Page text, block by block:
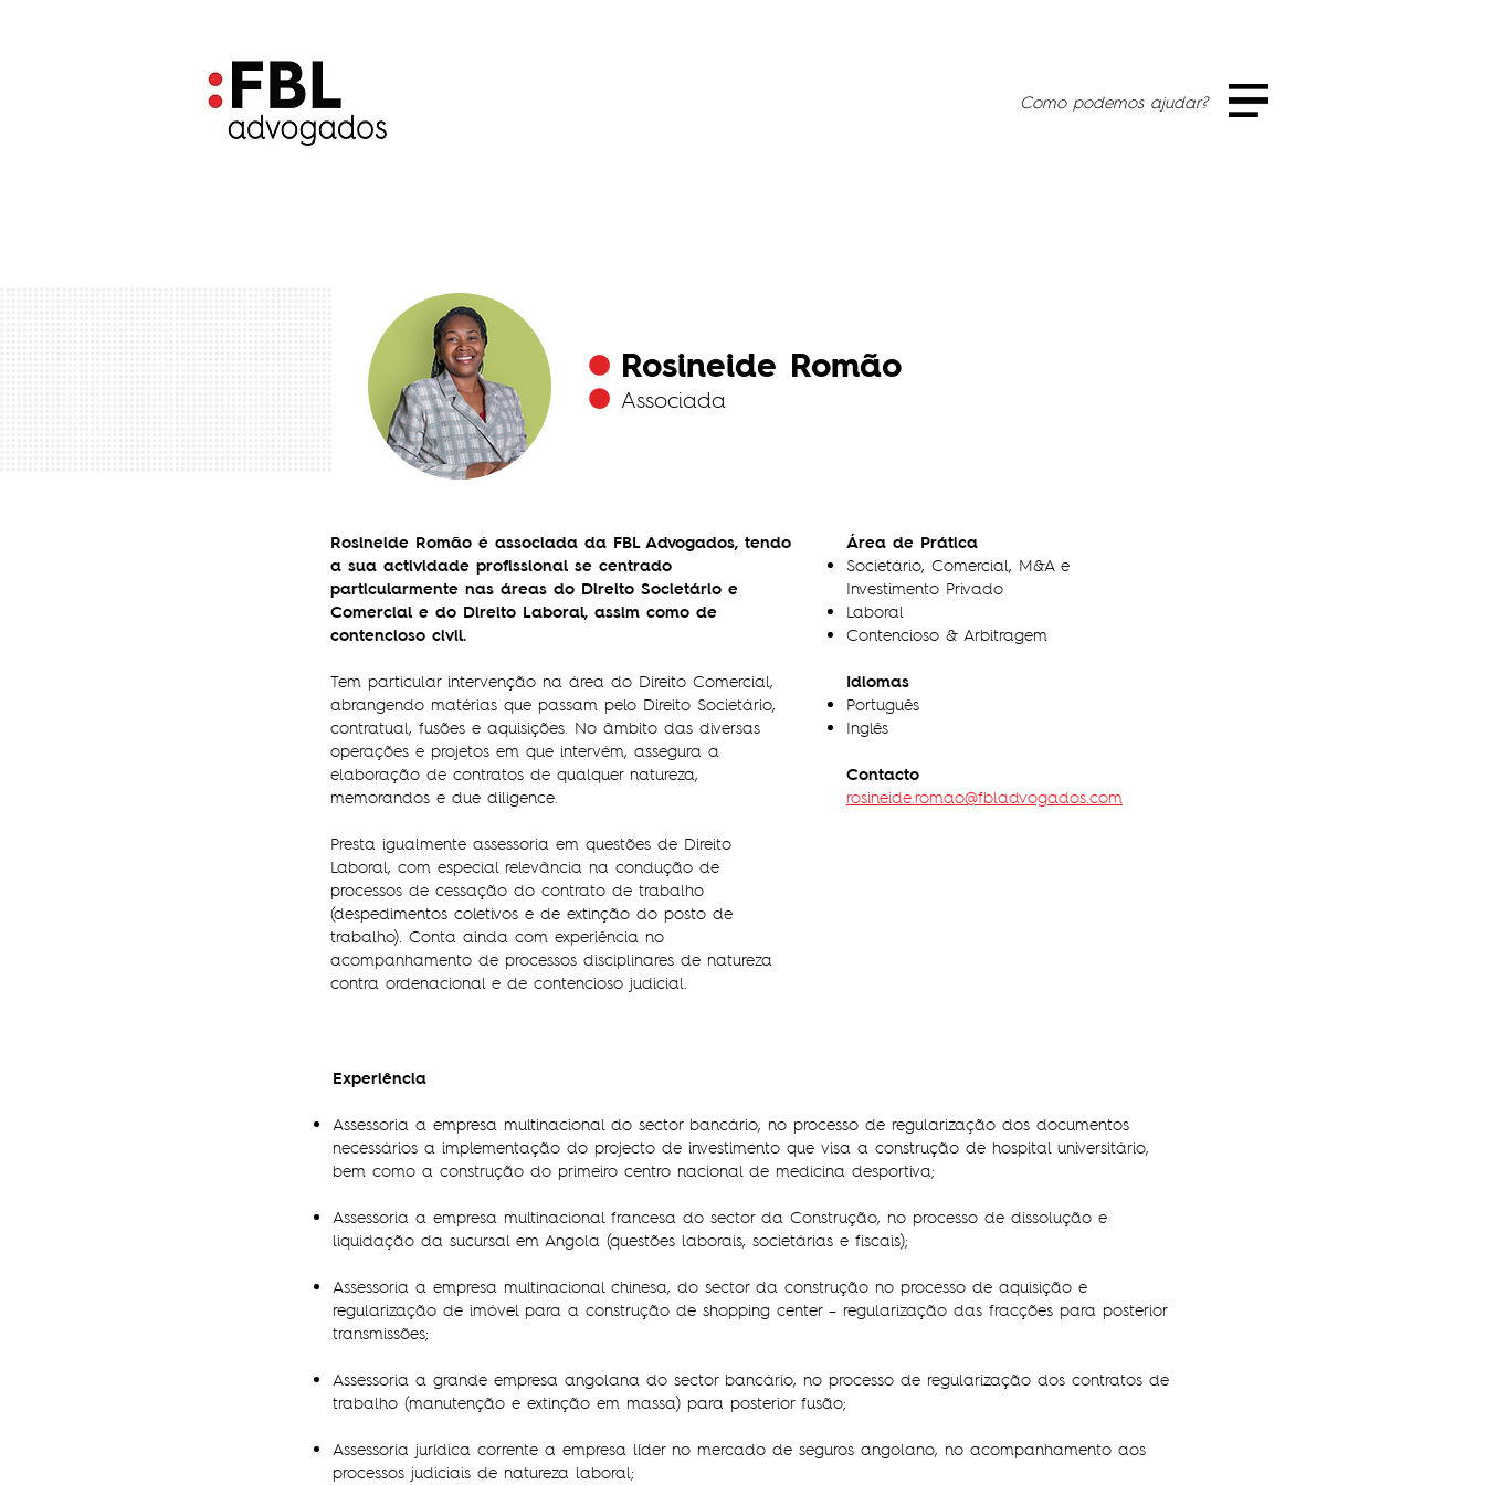
Como podemos ajudar?
Rosineide Romão
Associada
Rosineide Romão é associada da FBL Advogados, tendo
a sua actividade profissional se centrado
particularmente nas áreas do Direito Societário e
Comercial e do Direito Laboral, assim como de
contencioso civil.
Tem particular intervenção na área do Direito Comercial,
abrangendo matérias que passam pelo Direito Societário,
contratual, fusões e aquisições. No âmbito das diversas
operações e projetos em que intervém, assegura a
elaboração de contratos de qualquer natureza,
memorandos e due diligence.
Presta igualmente assessoria em questões de Direito
Laboral, com especial relevância na condução de
processos de cessação do contrato de trabalho
(despedimentos coletivos e de extinção do posto de
trabalho). Conta ainda com experiência no
acompanhamento de processos disciplinares de natureza
contra ordenacional e de contencioso judicial.
Área de Prática
Societário, Comercial, M&A e
Investimento Privado
Laboral
Contencioso & Arbitragem
Idiomas
Português
Inglês
Contacto
rosineide.romao@fbladvogados.com
Experiência
Assessoria a empresa multinacional do sector bancário, no processo de regularização dos documentos
necessários a implementação do projecto de investimento que visa a construção de hospital universitário,
bem como a construção do primeiro centro nacional de medicina desportiva;
Assessoria a empresa multinacional francesa do sector da Construção, no processo de dissolução e
liquidação da sucursal em Angola (questões laborais, societárias e fiscais);
Assessoria a empresa multinacional chinesa, do sector da construção no processo de aquisição e
regularização de imóvel para a construção de shopping center – regularização das fracções para posterior
transmissões;
Assessoria a grande empresa angolana do sector bancário, no processo de regularização dos contratos de
trabalho (manutenção e extinção em massa) para posterior fusão;
Assessoria jurídica corrente a empresa líder no mercado de seguros angolano, no acompanhamento aos
processos judiciais de natureza laboral;